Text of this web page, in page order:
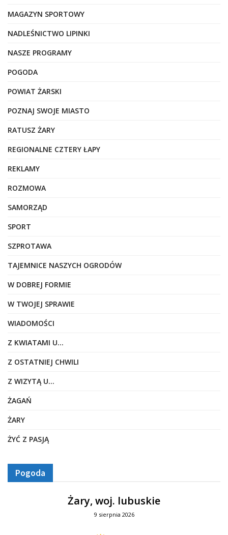
MAGAZYN SPORTOWY
NADLEŚNICTWO LIPINKI
NASZE PROGRAMY
POGODA
POWIAT ŻARSKI
POZNAJ SWOJE MIASTO
RATUSZ ŻARY
REGIONALNE CZTERY ŁAPY
REKLAMY
ROZMOWA
SAMORZĄD
SPORT
SZPROTAWA
TAJEMNICE NASZYCH OGRODÓW
W DOBREJ FORMIE
W TWOJEJ SPRAWIE
WIADOMOŚCI
Z KWIATAMI U…
Z OSTATNIEJ CHWILI
Z WIZYTĄ U…
ŻAGAŃ
ŻARY
ŻYĆ Z PASJĄ
Pogoda
Żary, woj. lubuskie
9 sierpnia 2026